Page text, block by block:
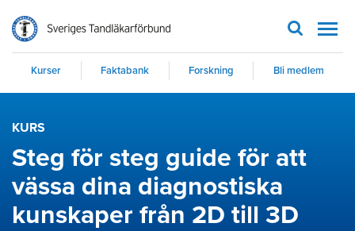
Kurser Faktabank Forskning Bli medlem
KURS
Steg för steg guide för att
vässa dina diagnostiska
kunskaper från 2D till 3D